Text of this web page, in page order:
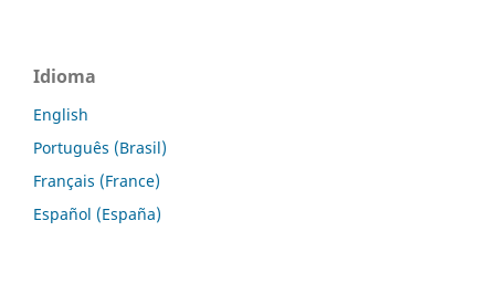
Idioma
English
Português (Brasil)
Français (France)
Español (España)